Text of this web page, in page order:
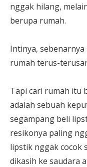
nggak hilang,
berupa rumah.
Intinya,
rumah terus-
Tapi cari rumah itu
adalah sebuah
segampang beli
resikonya paling
lipstik nggak cocok
dikasih ke saudara